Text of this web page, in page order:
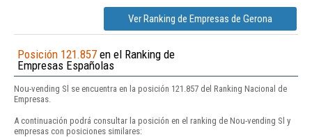
Ver Ranking de Empresas de Gerona
Posición 121.857 en el Ranking de
Empresas Españolas
Nou-vending Sl se encuentra en la posición 121.857 del Ranking Nacional de
Empresas.
A continuación podrá consultar la posición en el ranking de Nou-vending Sl y
empresas con posiciones similares: